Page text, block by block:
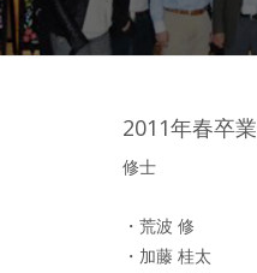
2011年春卒業
修士
・荒波 修
・加藤 桂太